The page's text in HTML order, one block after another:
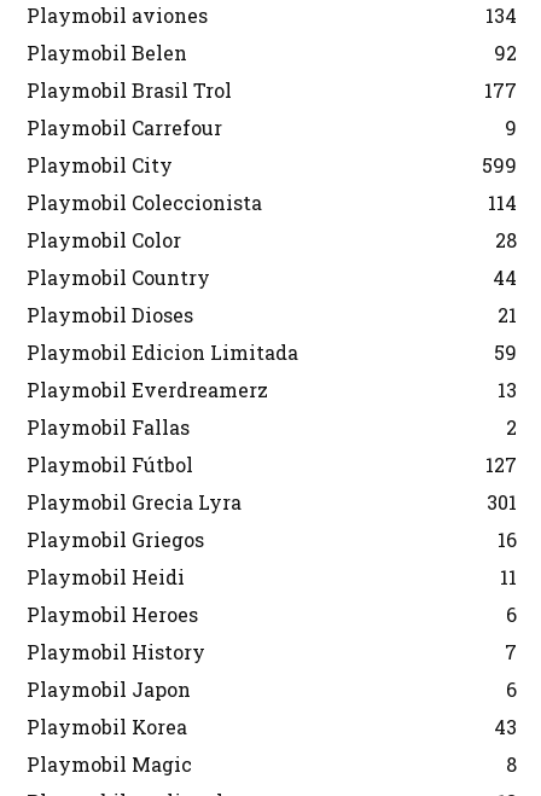
Playmobil aviones
134
Playmobil Belen
92
Playmobil Brasil Trol
177
Playmobil Carrefour
9
Playmobil City
599
Playmobil Coleccionista
114
Playmobil Color
28
Playmobil Country
44
Playmobil Dioses
21
Playmobil Edicion Limitada
59
Playmobil Everdreamerz
13
Playmobil Fallas
2
Playmobil Fútbol
127
Playmobil Grecia Lyra
301
Playmobil Griegos
16
Playmobil Heidi
11
Playmobil Heroes
6
Playmobil History
7
Playmobil Japon
6
Playmobil Korea
43
Playmobil Magic
8